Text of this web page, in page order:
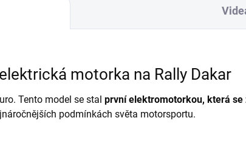
motorka na Rally Dakar
Tento model se stal první elektromotorkou, která se
podmínkách světa motorsportu.